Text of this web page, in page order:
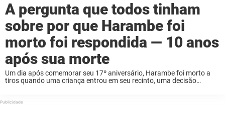
A pergunta que todos tinham
sobre por que Harambe foi
morto foi respondida — 10 anos
após sua morte
Um dia após comemorar seu 17º aniversário, Harambe foi morto a
tiros quando uma criança entrou em seu recinto, uma decisão